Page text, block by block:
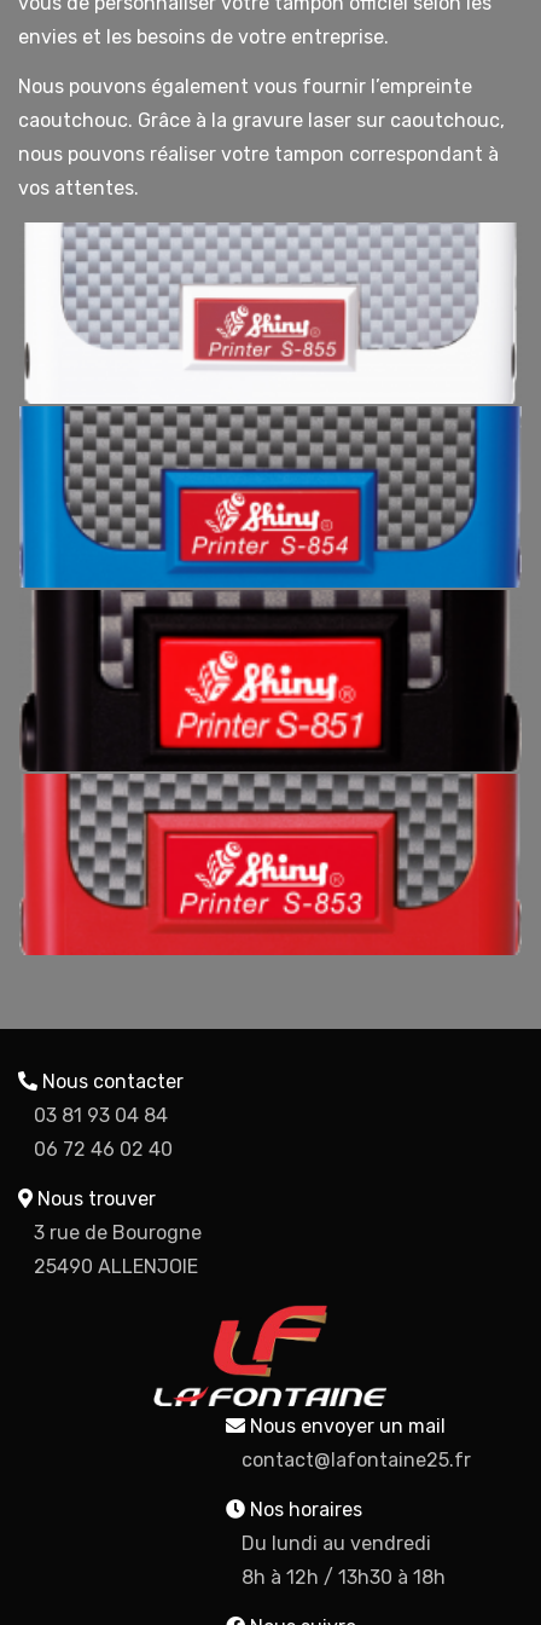
envies et les besoins de votre entreprise.
Nous pouvons également vous fournir l’empreinte
caoutchouc. Grâce à la gravure laser sur caoutchouc,
nous pouvons réaliser votre tampon correspondant à
vos attentes.
Nous contacter
03 81 93 04 84
06 72 46 02 40
Nous trouver
3 rue de Bourogne
25490 ALLENJOIE
Nous envoyer un mail
contact@lafontaine25.fr
Nos horaires
Du lundi au vendredi
8h à 12h / 13h30 à 18h